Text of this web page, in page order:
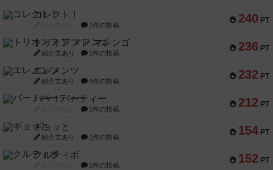
240 PT
コレクト！
1件の投稿
236 PT
トリオンフ ア マレンゴ
紹介文あり 1件の投稿
232 PT
エレメンツ
紹介文あり 4件の投稿
212 PT
バー！パーティー
1件の投稿
154 PT
ギョッと
紹介文あり 1件の投稿
152 PT
クルティボ
1件の投稿